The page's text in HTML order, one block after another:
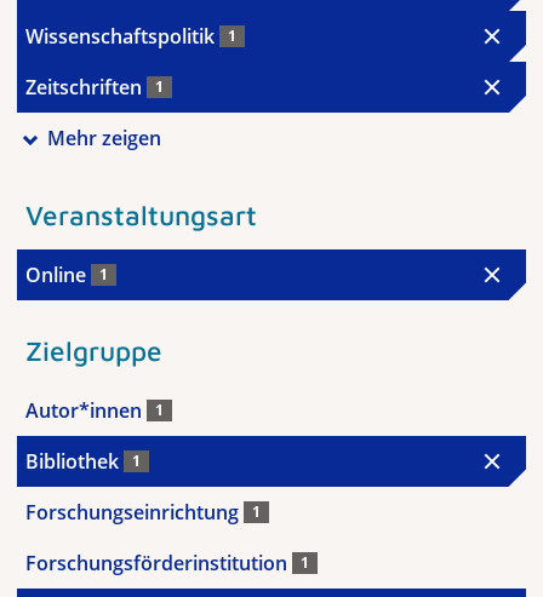
Wissenschaftspolitik 1
Zeitschriften 1
Mehr zeigen
Veranstaltungsart
Online 1
Zielgruppe
Autor*innen 1
Bibliothek 1
Forschungseinrichtung 1
Forschungsförderinstitution 1